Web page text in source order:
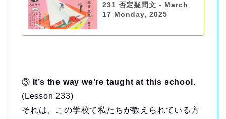
231 否定疑問文 - March
17 Monday, 2025
③ It’s the way we’re taught at this school.
(Lesson 233)
それは、この学校で私たちが教えられている方